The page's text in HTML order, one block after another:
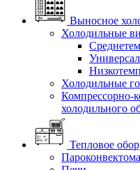
Выносное
Холодильные
Холодильные
Компрессорно-
холодильного
Тепловое